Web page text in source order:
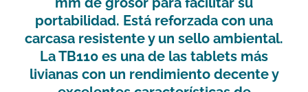
portabilidad. Está reforzada con una
carcasa resistente y un sello ambiental.
La TB110 es una de las tablets más
livianas con un rendimiento decente y